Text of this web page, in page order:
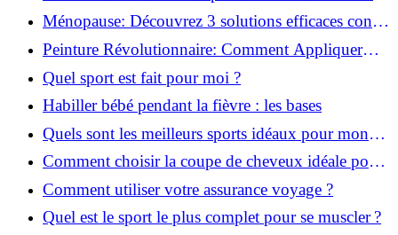
pour reprendre!
Ménopause: Découvrez 3 solutions efficaces contre
les bouffées de chaleur!
Peinture Révolutionnaire: Comment Appliquer
Deux Couleurs Sur Une Porte!
Quel sport est fait pour moi ?
Habiller bébé pendant la fièvre : les bases
Quels sont les meilleurs sports idéaux pour mon
enfant ?
Comment choisir la coupe de cheveux idéale pour
votre visage ?
Comment utiliser votre assurance voyage ?
Quel est le sport le plus complet pour se muscler ?